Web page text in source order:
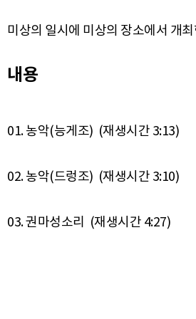
미상의 일시에 미상의 장소에서 개
내용
01. 농악(능게조) (재생시간 3:13)
02. 농악(드렁조) (재생시간 3:10)